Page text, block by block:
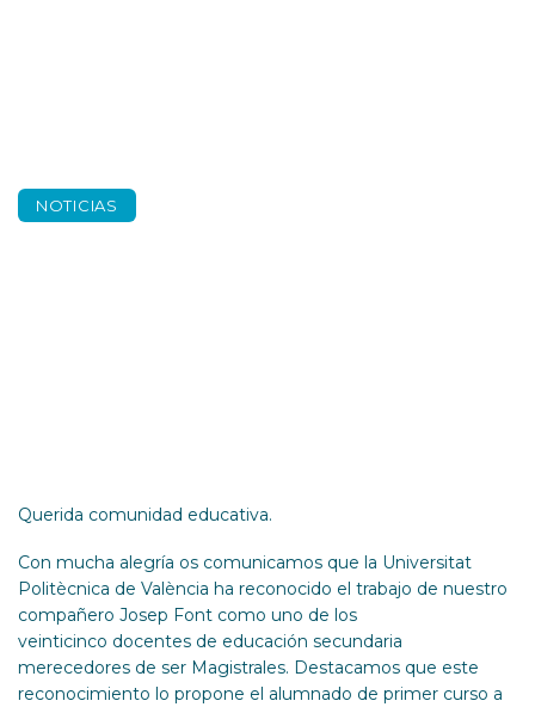
NOTICIAS
Querida comunidad educativa.
Con mucha alegría os comunicamos que la Universitat
Politècnica de València ha reconocido el trabajo de nuestro
compañero Josep Font como uno de los
veinticinco docentes de educación secundaria
merecedores de ser Magistrales. Destacamos que este
reconocimiento lo propone el alumnado de primer curso a